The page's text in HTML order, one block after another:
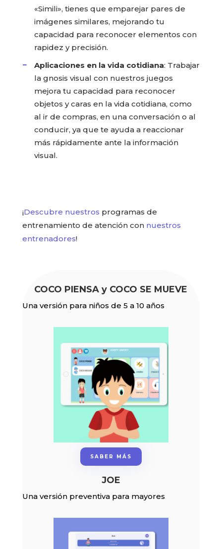
«Simili», tienes que emparejar pares de
imágenes similares, mejorando tu
capacidad para reconocer elementos con
rapidez y precisión.
Aplicaciones en la vida cotidiana: Trabajar
la gnosis visual con nuestros juegos
mejora tu capacidad para reconocer
objetos y caras en la vida cotidiana, como
al ir de compras, en una conversación o al
conducir, ya que te ayuda a reaccionar
más rápidamente ante la información
visual.
¡Descubre nuestros programas de
entrenamiento de atención con nuestros
entrenadores!
COCO PIENSA y COCO SE MUEVE
Una versión para niños de 5 a 10 años
SABER MÁS
JOE
Una versión preventiva para mayores